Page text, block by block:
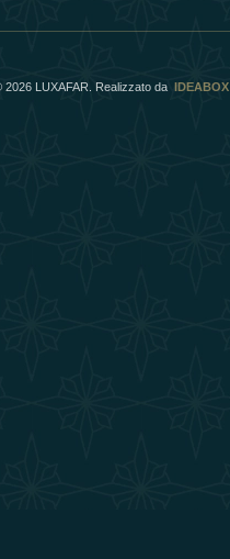
2026 LUXAFAR. Realizzato da IDEABOX